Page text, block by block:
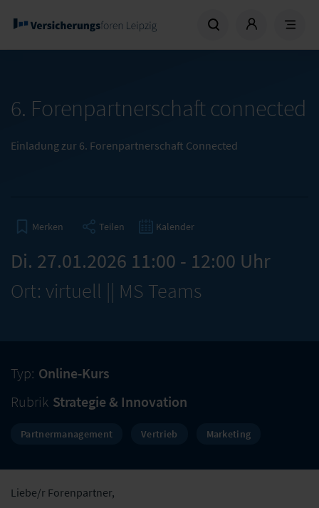
6. Forenpartnerschaft connected
Einladung zur 6. Forenpartnerschaft Connected
Merken Teilen Kalender
Di. 27.01.2026 11:00 - 12:00 Uhr
Ort: virtuell || MS Teams
Typ: Online-Kurs
Rubrik Strategie & Innovation
Partnermanagement Vertrieb Marketing
Liebe/r Forenpartner,